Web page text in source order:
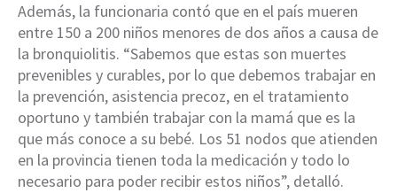
Además, la funcionaria contó que en el país mueren
entre 150 a 200 niños menores de dos años a causa de
la bronquiolitis. “Sabemos que estas son muertes
prevenibles y curables, por lo que debemos trabajar en
la prevención, asistencia precoz, en el tratamiento
oportuno y también trabajar con la mamá que es la
que más conoce a su bebé. Los 51 nodos que atienden
en la provincia tienen toda la medicación y todo lo
necesario para poder recibir estos niños”, detalló.